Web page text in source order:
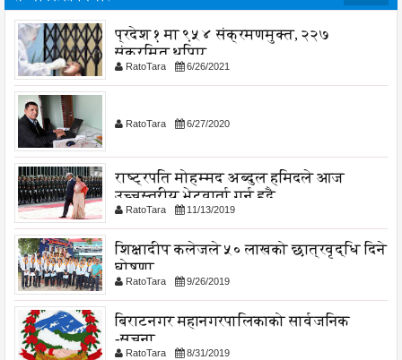
प्रदेश १ मा ९५४ संक्रमणमुक्त, २२७
संक्रमित थपिए
RatoTara 6/26/2021
RatoTara 6/27/2020
राष्ट्रपति मोहम्मद अब्दुल हमिदले आज
उच्चस्तरीय भेटवार्ता गर्नु हुदै,
RatoTara 11/13/2019
शिक्षादीप कलेजले ५० लाखको छात्रवृद्धि दिने
घोषणा
RatoTara 9/26/2019
बिराटनगर महानगरपालिकाको सार्वजनिक
-सुचना
RatoTara 8/31/2019